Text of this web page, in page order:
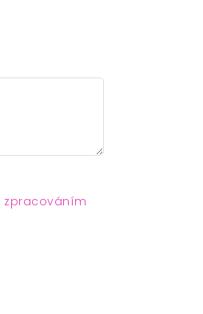
zpracováním